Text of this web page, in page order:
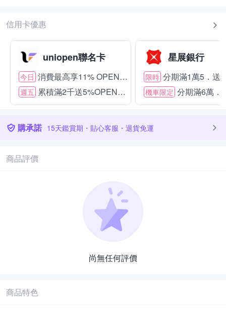
信用卡優惠
uniopen聯名卡
今日 消費最高享11% OPENPOINT
週五 累積滿2千送5%OPENPOINT
星展銀行
限時 分期滿1萬5．送
機車限定 分期滿6萬．
購承諾 15天鑑賞期・貼心客服・退貨免運
商品評價
尚無任何評價
商品特色